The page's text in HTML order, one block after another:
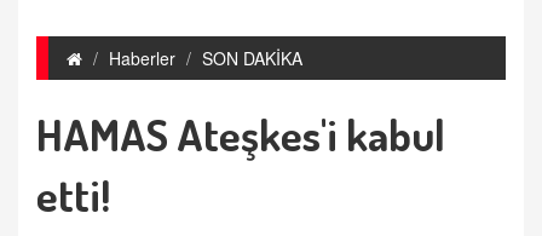
Haberler SON DAKİKA
HAMAS Ateşkes'i kabul
etti!